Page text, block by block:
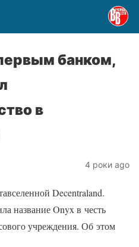
банком,
в
4 роки ago
Decentraland.
название Onyx в честь
учреждения. Об этом